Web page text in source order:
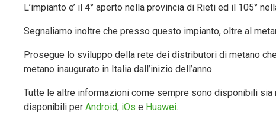
L’impianto e’ il 4° aperto nella provincia di Rieti ed il 105°
Segnaliamo inoltre che presso questo impianto, oltre al
Prosegue lo sviluppo della rete dei distributori di metano
metano inaugurato in Italia dall’inizio dell’anno.
Tutte le altre informazioni come sempre sono disponibili sia
disponibili perAndroid, iOs e Huawei.